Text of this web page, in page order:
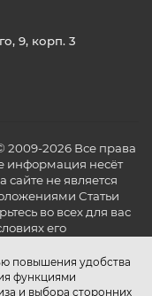
повышения удобства
функциями
и выбора сторонних
9, корп. 3
2009-2026 Все права
информация несёт
не является
Статьи
во всех для вас
его